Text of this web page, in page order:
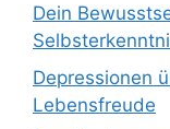
Dein
Depressionen
Lebensfreude